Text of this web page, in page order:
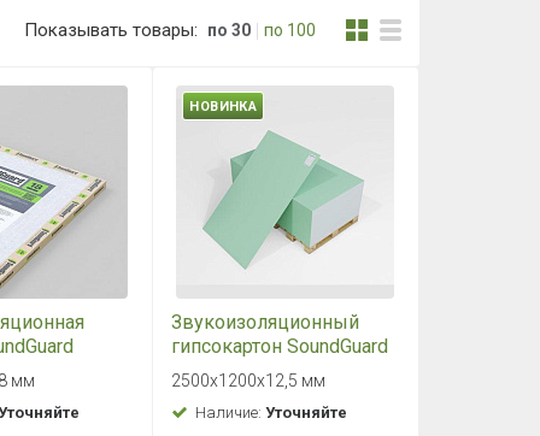
Показывать товары: по 30 по 100
мм
НОВИНКА
Звукоизоляционный
гипсокартон SoundGuard
Gipsofon 2500х1200х12,5
мм
2500х1200х12,5 мм
Наличие: Уточняйте